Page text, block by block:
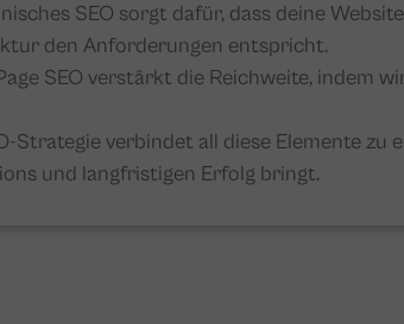
SEO sorgt dafür, dass deine
den Anforderungen entspricht.
SEO verstärkt die Reichweite, indem
Strategie verbindet all diese Elemente
und langfristigen Erfolg bringt.